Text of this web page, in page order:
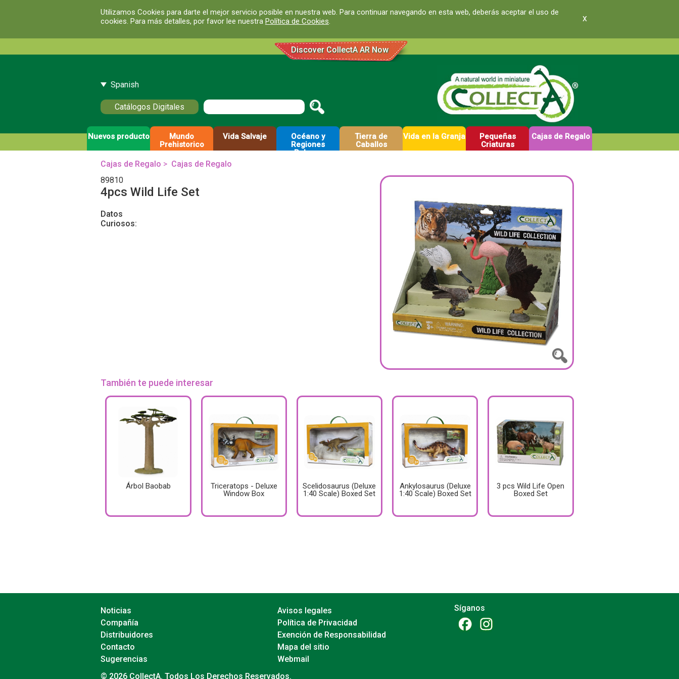
Utilizamos Cookies para darte el mejor servicio posible en nuestra web. Para continuar navegando en esta web, deberás aceptar el uso de
cookies. Para más detalles, por favor lee nuestra Política de Cookies. x
Discover CollectA AR Now
Spanish
Catálogos Digitales
Nuevos producto
Mundo
Prehistorico
Vida Salvaje
Océano y
Regiones
Polares
Tierra de
Caballos
Vida en la Granja
Pequeñas
Criaturas
Cajas de Regalo
Cajas de Regalo > Cajas de Regalo
89810
4pcs Wild Life Set
Datos
Curiosos:
También te puede interesar
Árbol Baobab
Triceratops - Deluxe
Window Box
Scelidosaurus (Deluxe
1:40 Scale) Boxed Set
Ankylosaurus (Deluxe
1:40 Scale) Boxed Set
3 pcs Wild Life Open
Boxed Set
Noticias
Compañía
Distribuidores
Contacto
Sugerencias
Avisos legales
Política de Privacidad
Exención de Responsabilidad
Mapa del sitio
Webmail
Síganos
© 2026 CollectA. Todos Los Derechos Reservados.